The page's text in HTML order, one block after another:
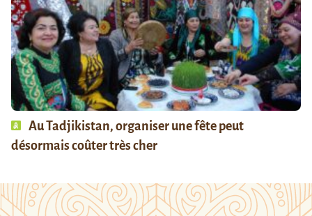
Au Tadjikistan, organiser une fête peut
désormais coûter très cher